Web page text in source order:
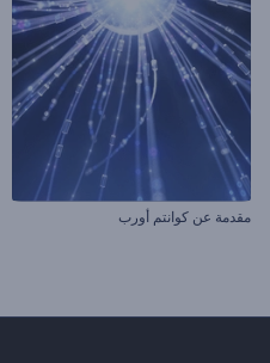
مقدمة عن كوانتم أورب